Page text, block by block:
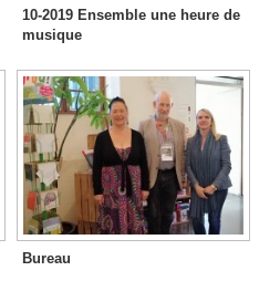
10-2019 Ensemble une heure de
musique
Bureau